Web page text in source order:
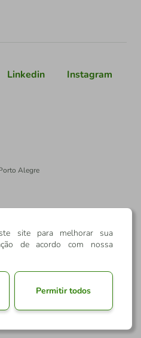
Linkedin Instagram
Alegre
site para melhorar sua
de acordo com nossa
Permitir todos